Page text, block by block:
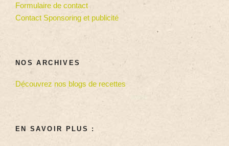
Formulaire de contact
Contact Sponsoring et publicité
NOS ARCHIVES
Découvrez nos blogs de recettes
EN SAVOIR PLUS :